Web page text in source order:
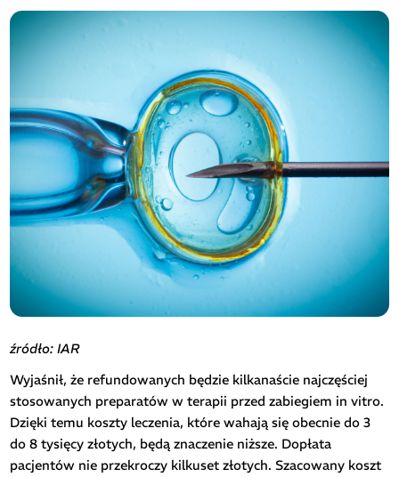
źródło: IAR
Wyjaśnił, że refundowanych będzie kilkanaście najczęściej
stosowanych preparatów w terapii przed zabiegiem in vitro.
Dzięki temu koszty leczenia, które wahają się obecnie do 3
do 8 tysięcy złotych, będą znaczenie niższe. Dopłata
pacjentów nie przekroczy kilkuset złotych. Szacowany koszt